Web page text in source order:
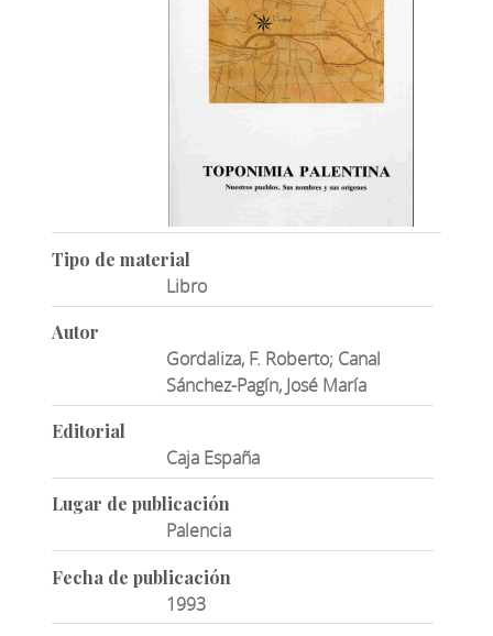
Tipo de material
Libro
Autor
Gordaliza, F. Roberto; Canal
Sánchez-Pagín, José María
Editorial
Caja España
Lugar de publicación
Palencia
Fecha de publicación
1993